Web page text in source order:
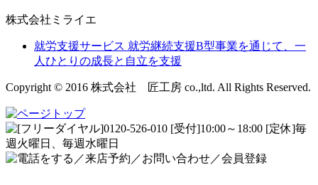
株式会社ミライエ
就労支援サービス 就労継続支援B型事業を通じて、一
人ひとりの成長と自立を支援
Copyright © 2016 株式会社 匠工房 co.,ltd. All Rights Reserved.